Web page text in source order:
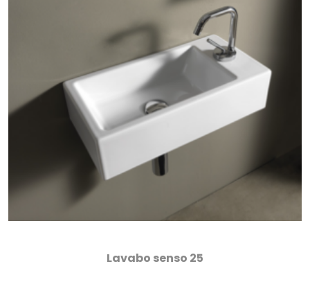
Lavabo senso 25